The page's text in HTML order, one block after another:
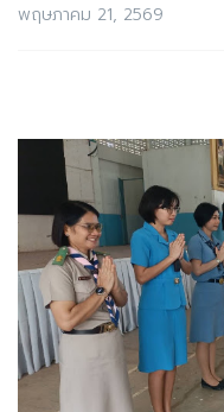
พฤษภาคม 21, 2569